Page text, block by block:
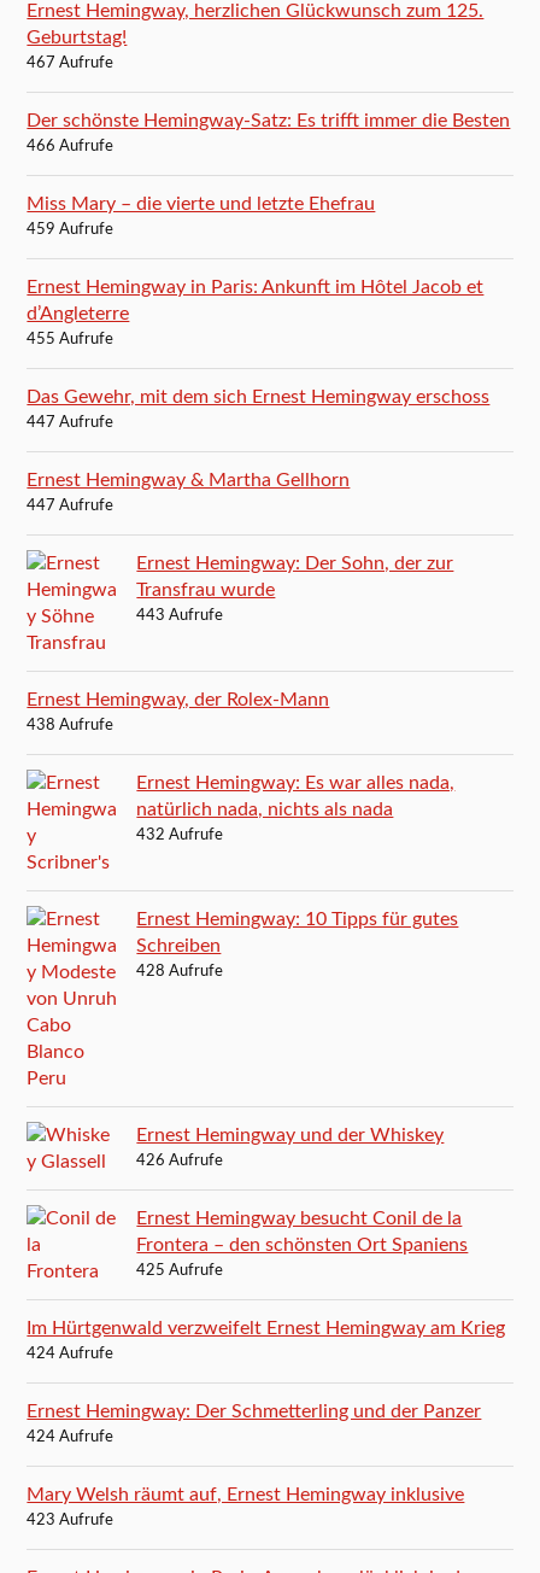
Ernest Hemingway, herzlichen Glückwunsch zum 125.
Geburtstag!
467 Aufrufe
Der schönste Hemingway-Satz: Es trifft immer die Besten
466 Aufrufe
Miss Mary – die vierte und letzte Ehefrau
459 Aufrufe
Ernest Hemingway in Paris: Ankunft im Hôtel Jacob et
d’Angleterre
455 Aufrufe
Das Gewehr, mit dem sich Ernest Hemingway erschoss
447 Aufrufe
Ernest Hemingway & Martha Gellhorn
447 Aufrufe
Ernest Hemingway: Der Sohn, der zur
Transfrau wurde
443 Aufrufe
Ernest Hemingway, der Rolex-Mann
438 Aufrufe
Ernest Hemingway: Es war alles nada,
natürlich nada, nichts als nada
432 Aufrufe
Ernest Hemingway: 10 Tipps für gutes
Schreiben
428 Aufrufe
Ernest Hemingway und der Whiskey
426 Aufrufe
Ernest Hemingway besucht Conil de la
Frontera – den schönsten Ort Spaniens
425 Aufrufe
Im Hürtgenwald verzweifelt Ernest Hemingway am Krieg
424 Aufrufe
Ernest Hemingway: Der Schmetterling und der Panzer
424 Aufrufe
Mary Welsh räumt auf, Ernest Hemingway inklusive
423 Aufrufe